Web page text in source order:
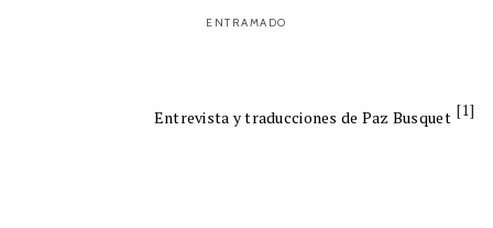
ENTRAMADO
Entrevista y traducciones de Paz Busquet [1]